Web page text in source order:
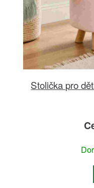
Stolička pro